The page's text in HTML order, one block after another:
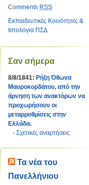
Comments RSS
Εκπαιδευτικές Κοινότητες &
Ιστολόγια ΠΣΔ
Σαν σήμερα
8/8/1841: Ρήξη Όθωνα 
Μαυροκορδάτου, από την
άρνηση των ανακτόρων να
προχωρήσουν οι
μεταρρυθμίσεις στην
Ελλάδα.
- Σχετικές αναρτήσεις
Τα νέα του
Πανελλήνιου